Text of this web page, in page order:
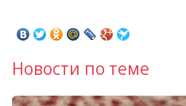
Новости по теме